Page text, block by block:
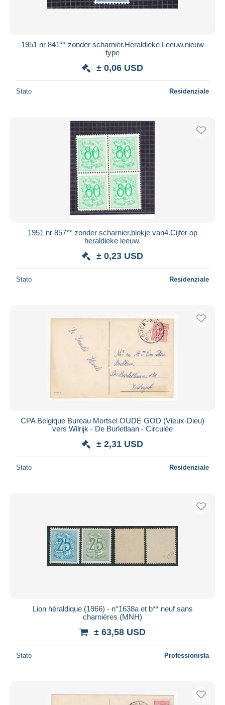
1951 nr 841** zonder scharnier.Heraldieke Leeuw,nieuw
type
± 0,06 USD
Stato Residenziale
1951 nr 857** zonder scharnier,blokje van4.Cijfer op
heraldieke leeuw.
± 0,23 USD
Stato Residenziale
CPA Belgique Bureau Mortsel OUDE GOD (Vieux-Dieu)
vers Wilrijk - De Burletlaan - Circulée
± 2,31 USD
Stato Residenziale
Lion héraldique (1966) - n°1638a et b** neuf sans
charnières (MNH)
± 63,58 USD
Stato Professionista